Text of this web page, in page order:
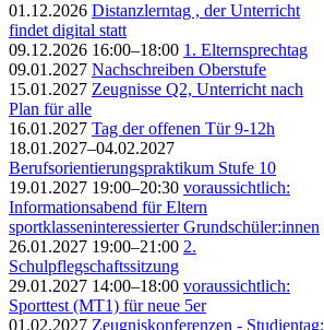
01.12.2026 Distanzlerntag , der Unterricht
findet digital statt
09.12.2026 16:00–18:00 1. Elternsprechtag
09.01.2027 Nachschreiben Oberstufe
15.01.2027 Zeugnisse Q2, Unterricht nach
Plan für alle
16.01.2027 Tag der offenen Tür 9-12h
18.01.2027–04.02.2027
Berufsorientierungspraktikum Stufe 10
19.01.2027 19:00–20:30 voraussichtlich:
Informationsabend für Eltern
sportklasseninteressierter Grundschüler:innen
26.01.2027 19:00–21:00 2.
Schulpflegschaftssitzung
29.01.2027 14:00–18:00 voraussichtlich:
Sporttest (MT1) für neue 5er
01.02.2027 Zeugniskonferenzen - Studientag;